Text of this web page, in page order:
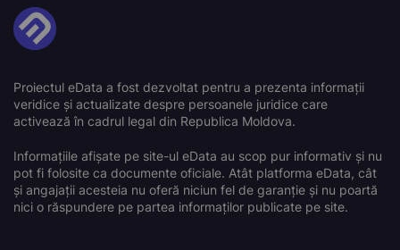
Proiectul eData a fost dezvoltat pentru a prezenta informații
veridice și actualizate despre persoanele juridice care
activează în cadrul legal din Republica Moldova.
Informațiile afișate pe site-ul eData au scop pur informativ și nu
pot fi folosite ca documente oficiale. Atât platforma eData, cât
și angajații acesteia nu oferă niciun fel de garanție și nu poartă
nici o răspundere pe partea informaților publicate pe site.